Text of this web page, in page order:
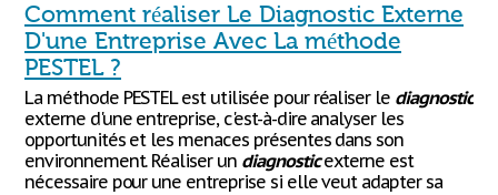
Comment réaliser Le Diagnostic Externe
D'une Entreprise Avec La méthode
PESTEL ?
La méthode PESTEL est utilisée pour réaliser le diagnostic
externe d'une entreprise, c'est-à-dire analyser les
opportunités et les menaces présentes dans son
environnement. Réaliser un diagnosticexterne est
nécessaire pour une entreprise si elle veut adapter sa